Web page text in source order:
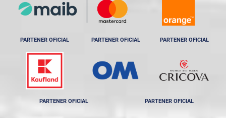
PARTENER OFICIAL PARTENER OFICIAL PARTENER OFICIAL
PARTENER OFICIAL PARTENER OFICIAL